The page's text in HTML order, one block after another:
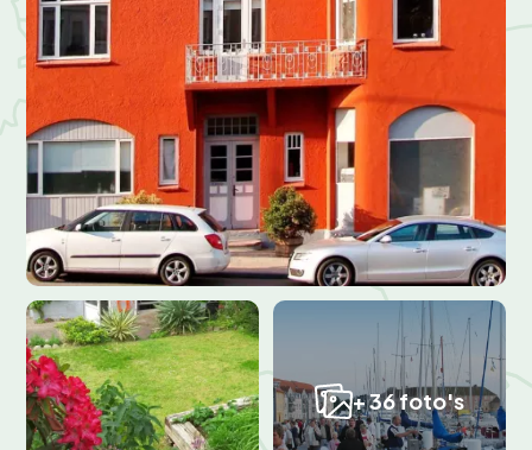
+ 36 foto's